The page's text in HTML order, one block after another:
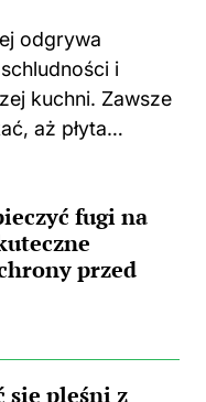
odgrywa
i
kuchni. Zawsze
aż płyta
do
trwałych...
fugi na
przed
się pleśni z